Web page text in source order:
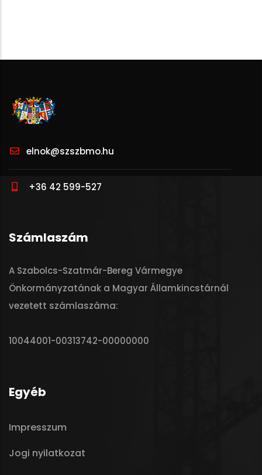
elnok@szszbmo.hu
+36 42 599-527
Számlaszám
A Szabolcs-Szatmár-Bereg Vármegye
Önkormányzatának a Magyar Államkincstárnál
vezetett számlaszáma:
10044001-00313742-00000000
Egyéb
Impresszum
Jogi nyilatkozat